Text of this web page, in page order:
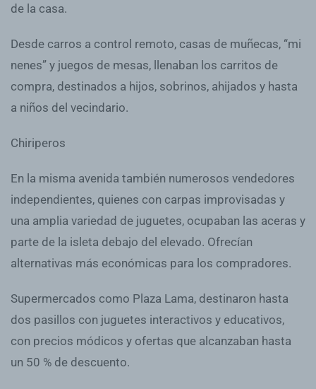
de la casa.
Desde carros a control remoto, casas de muñecas, “mi
nenes” y juegos de mesas, llenaban los carritos de
compra, destinados a hijos, sobrinos, ahijados y hasta
a niños del vecindario.
Chiriperos
En la misma avenida también numerosos vendedores
independientes, quienes con carpas improvisadas y
una amplia variedad de juguetes, ocupaban las aceras y
parte de la isleta debajo del elevado. Ofrecían
alternativas más económicas para los compradores.
Supermercados como Plaza Lama, destinaron hasta
dos pasillos con juguetes interactivos y educativos,
con precios módicos y ofertas que alcanzaban hasta
un 50 % de descuento.